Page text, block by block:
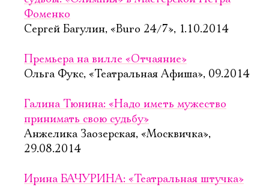
Фоменко
Сергей Багулин, «Buro 24/7», 1.10.2014
Премьера на вилле «Отчаяние»
Ольга Фукс, «Театральная Афиша», 09.2014
Галина Тюнина: «Надо иметь мужество
принимать свою судьбу»
Анжелика Заозерская, «Москвичка»,
29.08.2014
Ирина БАЧУРИНА: «Театральная штучка»